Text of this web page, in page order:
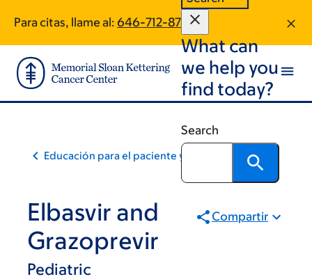
main
content
footer
Para citas, llame al: 646-712-8722
What can
we help you
find today?
Search
Educación para el paciente y la comunidad
Elbasvir and
Grazoprevir
Pediatric
Compartir